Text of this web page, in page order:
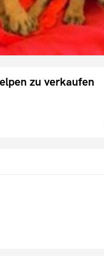
zu verkaufen